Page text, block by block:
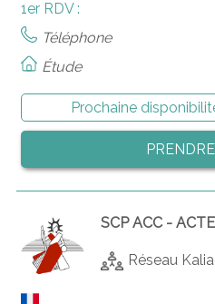
1er RDV :
Téléphone
Étude
Prochaine
SCP ACC -
Réseau